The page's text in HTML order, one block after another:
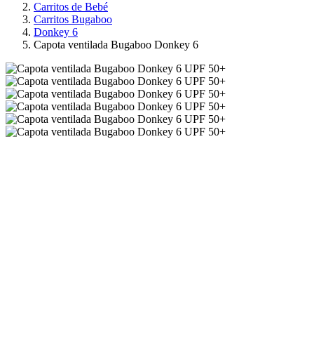
Carritos de Bebé
Carritos Bugaboo
Donkey 6
Capota ventilada Bugaboo Donkey 6